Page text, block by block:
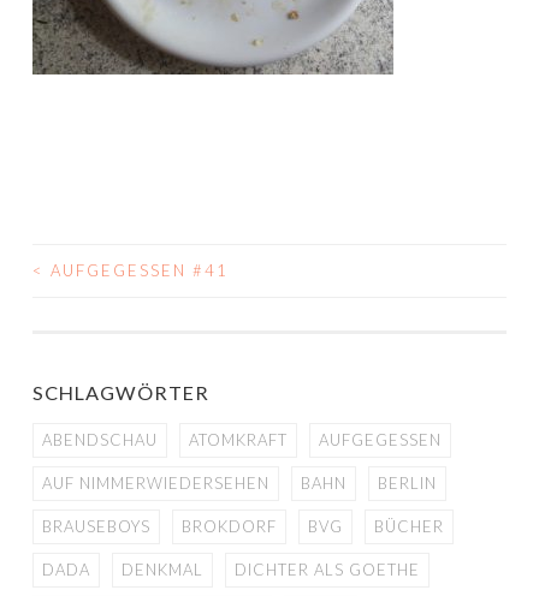
BEITRAGS-
< AUFGEGESSEN #41
SCHLAGWÖRTER
ABENDSCHAU ATOMKRAFT AUFGEGESSEN
AUF NIMMERWIEDERSEHEN BAHN BERLIN
BRAUSEBOYS BROKDORF BVG BÜCHER
DADA DENKMAL DICHTER ALS GOETHE